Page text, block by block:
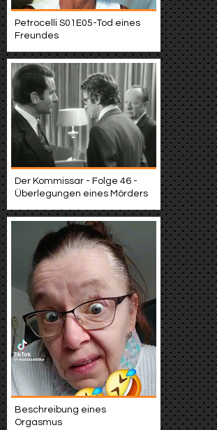
Petrocelli S01E05-Tod eines
Freundes
Der Kommissar - Folge 46 -
Überlegungen eines Mörders
Beschreibung eines
Orgasmus